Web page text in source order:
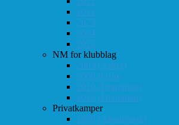
2022
2023
2024
2025
NM for klubblag
2003 (Asker)
2008 (Oslo)
2010 (Drammen)
2025 (Drammen)
Privatkamper
1998 (Akademisk)